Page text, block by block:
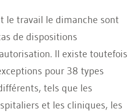
le travail le dimanche sont
de dispositions
Il existe toutefois
pour 38 types
tels que les
et les cliniques, les